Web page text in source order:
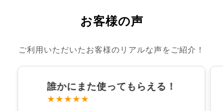
お客様の声
ご利用いただいたお客様のリアルな声をご紹介！
誰かにまた使ってもらえる！
★★★★★